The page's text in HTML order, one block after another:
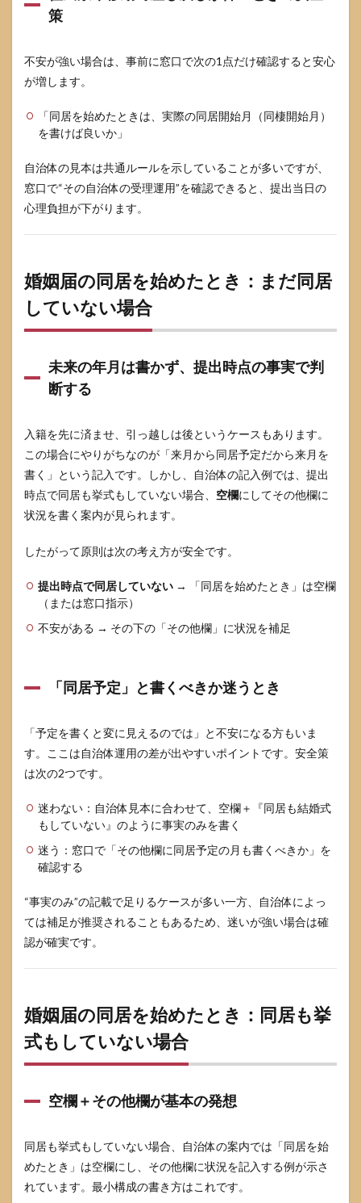
か？
してい
るが、
片方が
み始め
た場合
10.5
住民票
を移す
すが、
す。住
所欄は
どちら
11
参考
にし
策
不安が強い場合は、事前に窓口で次の1点だけ確認すると安心
が増します。
「同居を始めたときは、実際の同居開始月（同棲開始月）
を書けば良いか」
自治体の見本は共通ルールを示していることが多いですが、
窓口で“その自治体の受理運用”を確認できると、提出当日の
心理負担が下がります。
婚姻届の同居を始めたとき：まだ同居
していない場合
未来の年月は書かず、提出時点の事実で判
断する
入籍を先に済ませ、引っ越しは後というケースもあります。
この場合にやりがちなのが「来月から同居予定だから来月を
書く」という記入です。しかし、自治体の記入例では、提出
時点で同居も挙式もしていない場合、 空欄にしてその他欄に
状況を書く案内が見られます。
したがって原則は次の考え方が安全です。
提出時点で同居していない → 「同居を始めたとき」は空欄
（または窓口指示）
不安がある → その下の「その他欄」に状況を補足
「同居予定」と書くべきか迷うとき
「予定を書くと変に見えるのでは」と不安になる方もいま
す。ここは自治体運用の差が出やすいポイントです。安全策
は次の2つです。
迷わない：自治体見本に合わせて、空欄＋『同居も結婚式
もしていない』のように事実のみを書く
迷う：窓口で「その他欄に同居予定の月も書くべきか」を
確認する
“事実のみ”の記載で足りるケースが多い一方、自治体によっ
ては補足が推奨されることもあるため、迷いが強い場合は確
認が確実です。
婚姻届の同居を始めたとき：同居も挙
式もしていない場合
空欄＋その他欄が基本の発想
同居も挙式もしていない場合、自治体の案内では「同居を始
めたとき」は空欄にし、その他欄に状況を記入する例が示さ
れています。最小構成の書き方はこれです。